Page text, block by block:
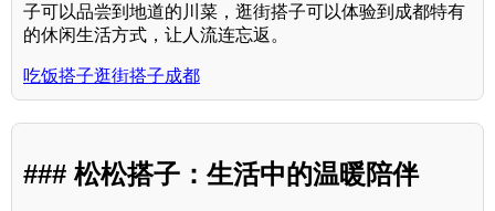
子可以品尝到地道的川菜，逛街搭子可以体验到成都特有
的休闲生活方式，让人流连忘返。
吃饭搭子逛街搭子成都
### 松松搭子：生活中的温暖陪伴